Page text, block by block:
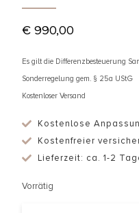
€ 990,00
Es gilt die Differenzbesteuerung
Sonderregelung gem. § 25a UStG
Kostenloser Versand
Kostenlose
Kostenfreier
Lieferzeit: ca. 1-2
Vorrätig